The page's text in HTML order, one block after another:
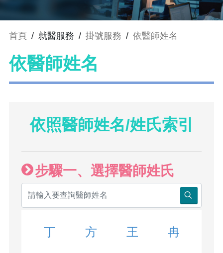
首頁 / 就醫服務 / 掛號服務 / 依醫師姓名
依醫師姓名
依照醫師姓名/姓氏索引
步驟一、選擇醫師姓氏
丁 方 王 冉